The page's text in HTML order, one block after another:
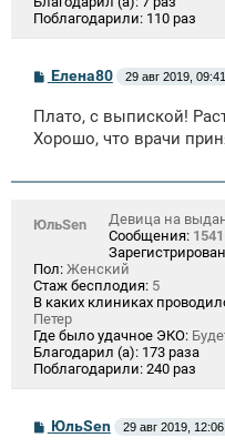
Поблагодарили: 110 раз
С
о
б
щ
и
Елена80 29 авг 2019, 09:41
Плато, с выпиской!
Хорошо, что врачи
ЮльSen
Девица на
Сообщения: 1541
Пол: Женский
Стаж бесплодия: 5
В каких клиниках
Петер
Где было удачное ЭКО:
Благодарил (а): 173 раза
Поблагодарили: 240 раз
С
о
ЮльSen 29 авг 2019, 12:06